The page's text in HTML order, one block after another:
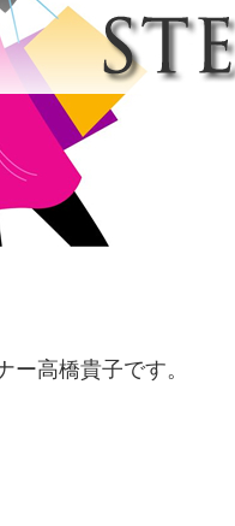
高橋貴子です。